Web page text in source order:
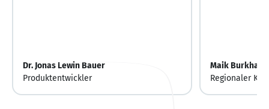
Dr. Jonas Lewin Bauer
Produktentwickler
Maik
Regionaler